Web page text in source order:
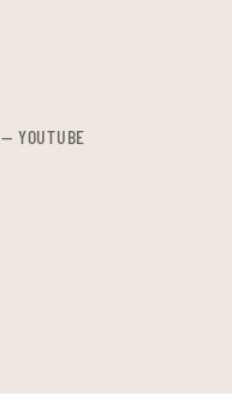
— YOUTUBE